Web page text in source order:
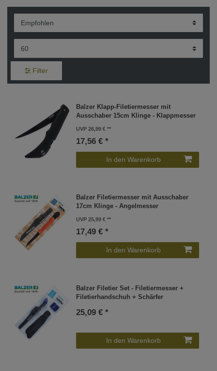
Filter
Balzer Klapp-Filetiermesser mit
Ausschaber 15cm Klinge - Klappmesser
UVP 26,99 €
17,56 € *
In den Warenkorb
Balzer Filetiermesser mit Ausschaber
17cm Klinge - Angelmesser
UVP 25,99 €
17,49 € *
In den Warenkorb
Balzer Filetier Set - Filetiermesser +
Filetierhandschuh + Schärfer
25,09 € *
In den Warenkorb